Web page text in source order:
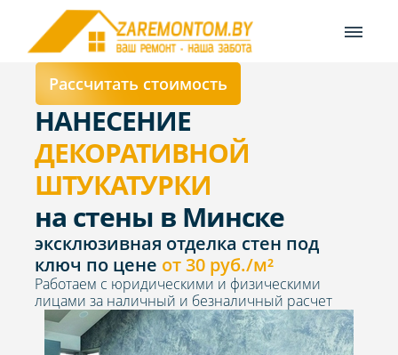
Рассчитать стоимость
НАНЕСЕНИЕ
ДЕКОРАТИВНОЙ
ШТУКАТУРКИ
на стены в Минске
эксклюзивная отделка стен под
ключ по цене от 30 руб./м²
Работаем с юридическими и физическими
лицами за наличный и безналичный расчет